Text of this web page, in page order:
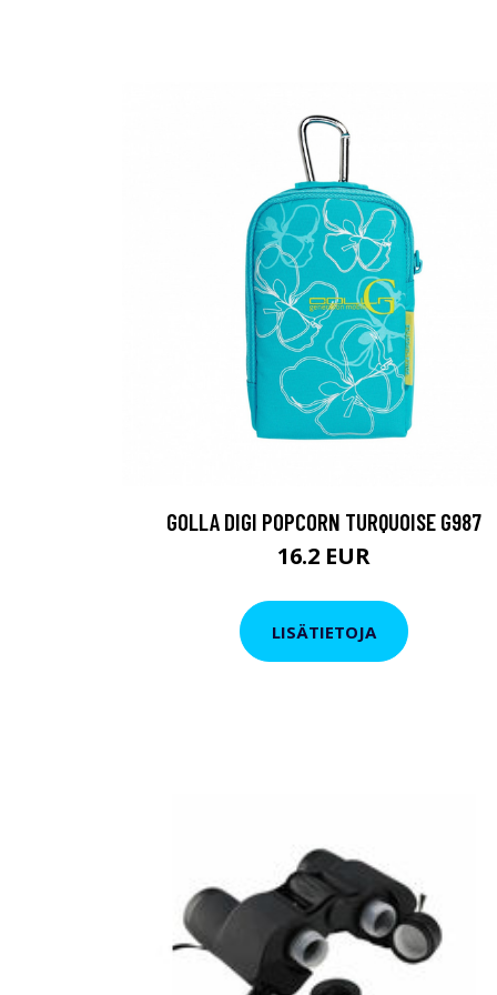
GOLLA DIGI POPCORN TURQUOISE G987
16.2 EUR
LISÄTIETOJA